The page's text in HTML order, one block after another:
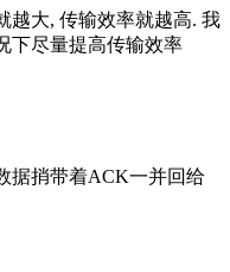
越大, 传输效率就越高. 我
下尽量提高传输效率
据捎带着ACK一并回给